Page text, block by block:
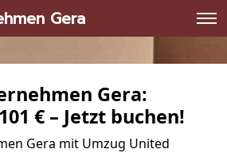
Gera
Gera:
€ – Jetzt buchen!
Gera mit Umzug United